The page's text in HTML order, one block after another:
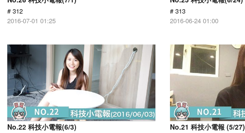
# 312
2016-07-01 01:25
# 313
2016-06-24 01:00
No.22 科技小電報(6/3) No.21 科技小電報 (5/27)